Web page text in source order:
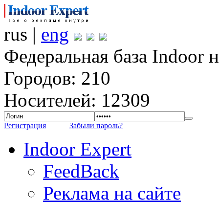
rus | eng
Федеральная база Indoor
Городов: 210
Носителей: 12309
Регистрация Забыли пароль?
Indoor Expert
FeedBack
Реклама на сайте